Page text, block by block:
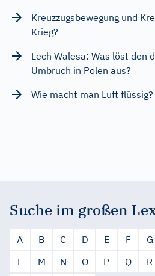
Kreuzzugsbewegung und
Krieg?
Lech Walesa: Was löst den
Umbruch in Polen aus?
Wie macht man Luft flüssig?
Suche im großen
A B C D E F G
L
M N O P Q R